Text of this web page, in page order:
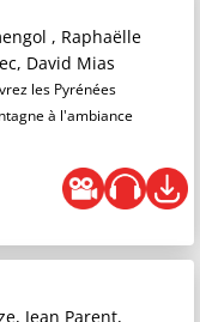
, Raphaëlle
David Mias
les Pyrénées
à l'ambiance
Jean Parent,